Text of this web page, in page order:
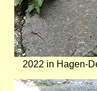
2022 in Hagen-
Bild